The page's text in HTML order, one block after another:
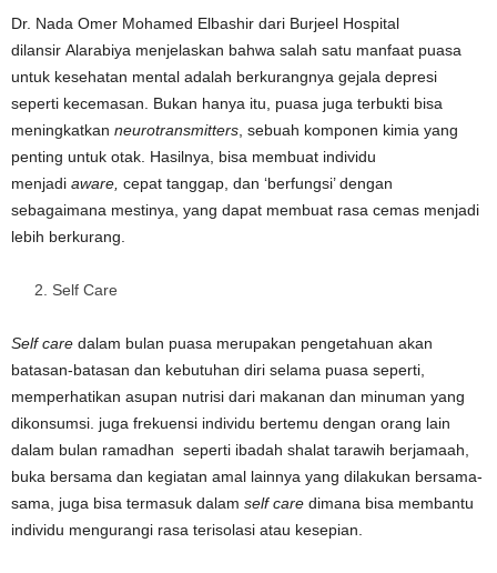
Dr. Nada Omer Mohamed Elbashir dari Burjeel Hospital
dilansir Alarabiya menjelaskan bahwa salah satu manfaat puasa
untuk kesehatan mental adalah berkurangnya gejala depresi
seperti kecemasan. Bukan hanya itu, puasa juga terbukti bisa
meningkatkan neurotransmitters , sebuah komponen kimia yang
penting untuk otak. Hasilnya, bisa membuat individu
menjadi aware, cepat tanggap, dan ‘berfungsi’ dengan
sebagaimana mestinya, yang dapat membuat rasa cemas menjadi
lebih berkurang.
Self Care
Self care dalam bulan puasa merupakan pengetahuan akan
batasan-batasan dan kebutuhan diri selama puasa seperti,
memperhatikan asupan nutrisi dari makanan dan minuman yang
dikonsumsi. juga frekuensi individu bertemu dengan orang lain
dalam bulan ramadhan seperti ibadah shalat tarawih berjamaah,
buka bersama dan kegiatan amal lainnya yang dilakukan bersama-
sama, juga bisa termasuk dalam self care dimana bisa membantu
individu mengurangi rasa terisolasi atau kesepian.